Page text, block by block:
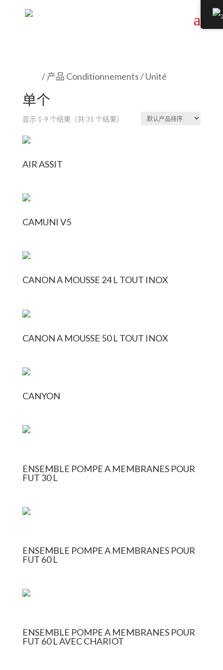
/ 产品 Conditionnements / Unité
单个
显示 1-9 个结果（共 31 个结果）
AIR ASSIT
CAMUNI V5
CANON A MOUSSE 24 L TOUT INOX
CANON A MOUSSE 50 L TOUT INOX
CANYON
ENSEMBLE POMPE A MEMBRANES POUR
FUT 30 L
ENSEMBLE POMPE A MEMBRANES POUR
FUT 60 L
ENSEMBLE POMPE A MEMBRANES POUR
FUT 60 L AVEC CHARIOT